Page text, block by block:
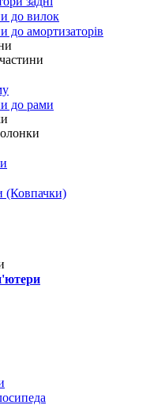
до вилок
до амортизаторів
до рами
(Ковпачки)